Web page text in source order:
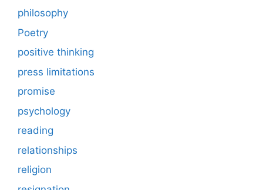
philosophy
Poetry
positive thinking
press limitations
promise
psychology
reading
relationships
religion